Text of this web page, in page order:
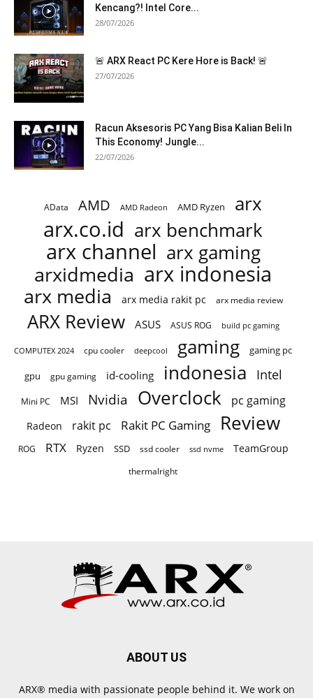
Kencang?! Intel Core...
28/07/2026
🚨 ARX React PC Kere Hore is Back! 🚨
27/07/2026
Racun Aksesoris PC Yang Bisa Kalian Beli In
This Economy! Jungle...
22/07/2026
AData AMD AMD Radeon AMD Ryzen arx
arx.co.id arx benchmark
arx channel arx gaming
arxidmedia arx indonesia
arx media arx media rakit pc arx media review
ARX Review ASUS ASUS ROG build pc gaming
COMPUTEX 2024 cpu cooler deepcool gaming gaming pc
gpu gpu gaming id-cooling indonesia Intel
Mini PC MSI Nvidia Overclock pc gaming
Radeon rakit pc Rakit PC Gaming Review
ROG RTX Ryzen SSD ssd cooler ssd nvme TeamGroup
thermalright
ABOUT US
ARX® media with passionate people behind it. We work on